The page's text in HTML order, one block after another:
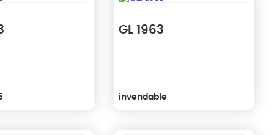
GL 1963
invendable